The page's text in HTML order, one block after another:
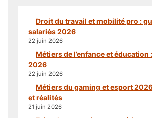
Droit du travail et mobilité pro :
salariés 2026
22 juin 2026
Métiers de l’enfance et éducation
2026
22 juin 2026
Métiers du gaming et esport
et réalités
21 juin 2026